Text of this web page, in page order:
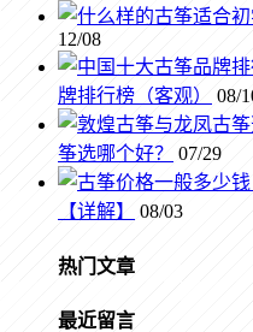
12/08
牌排行榜（客观）
08/
筝选哪个好？
07/29
【详解】
08/03
热门文章
最近留言